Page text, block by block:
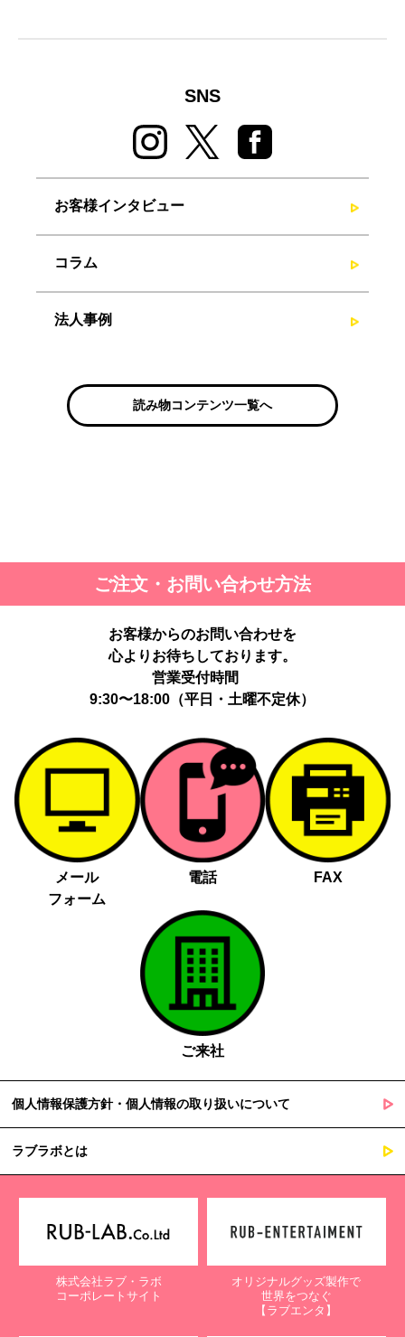
SNS
お客様インタビュー
コラム
法人事例
読み物コンテンツ一覧へ
ご注文・お問い合わせ方法
お客様からのお問い合わせを
心よりお待ちしております。
営業受付時間
9:30〜18:00（平日・土曜不定休）
メール
フォーム
電話 FAX
ご来社
個人情報保護方針・個人情報の取り扱いについて
ラブラボとは
株式会社ラブ・ラボ
コーポレートサイト
オリジナルグッズ製作で
世界をつなぐ
【ラブエンタ】